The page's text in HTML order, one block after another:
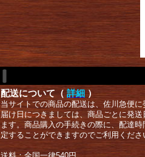
配送について（ 詳細 ）
当サイトでの商品の配送は、佐川急便
届け日につきましては、商品ごとに発
ます。商品購入の手続きの際に、配達
定することができますのでご利用くださ